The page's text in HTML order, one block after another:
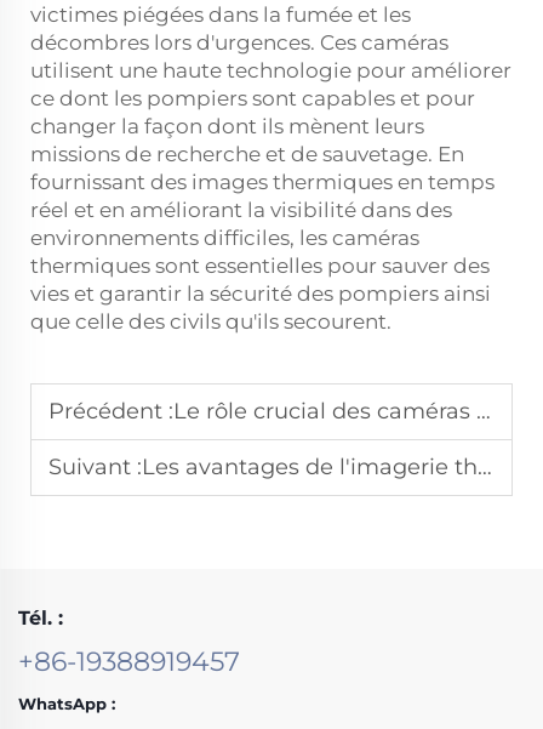
victimes piégées dans la fumée et les
décombres lors d'urgences. Ces caméras
utilisent une haute technologie pour améliorer
ce dont les pompiers sont capables et pour
changer la façon dont ils mènent leurs
missions de recherche et de sauvetage. En
fournissant des images thermiques en temps
réel et en améliorant la visibilité dans des
environnements difficiles, les caméras
thermiques sont essentielles pour sauver des
vies et garantir la sécurité des pompiers ainsi
que celle des civils qu'ils secourent.
Précédent :Le rôle crucial des caméras thermiques pour pompiers dans les zones de catastrophe
Suivant :Les avantages de l'imagerie thermique en temps réel pour les pompiers lors des opérations de secours
Tél. :
+86-19388919457
WhatsApp :